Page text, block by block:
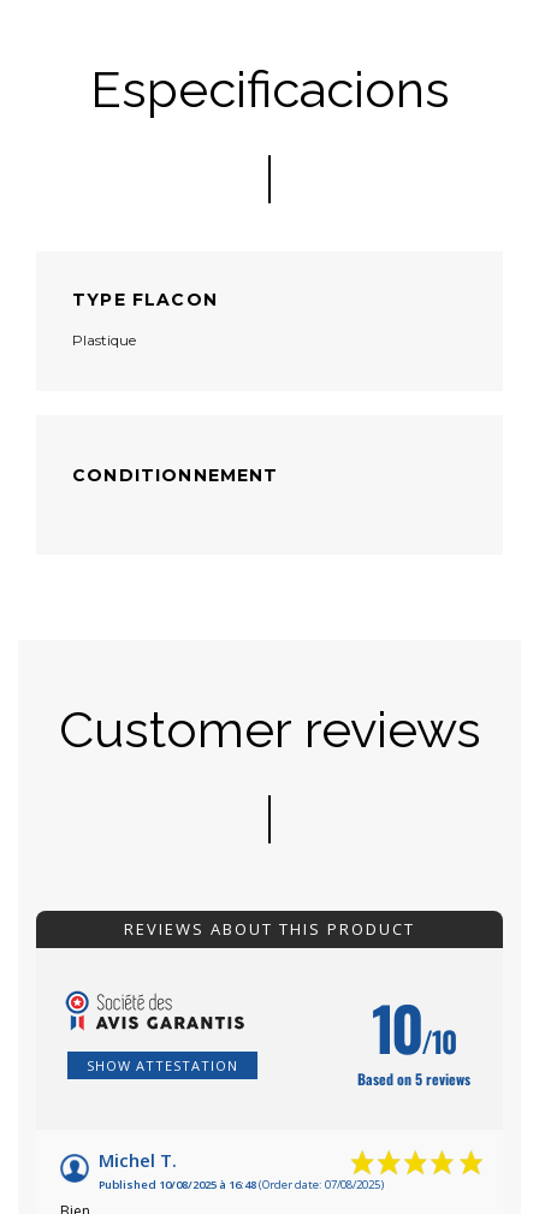
Especificacions
TYPE FLACON
Plastique
CONDITIONNEMENT
Customer reviews
REVIEWS ABOUT THIS PRODUCT
SHOW ATTESTATION 10/10
Based on 5 reviews
Michel T.
Published 10/08/2025 à 16:48(Order date: 07/08/2025)